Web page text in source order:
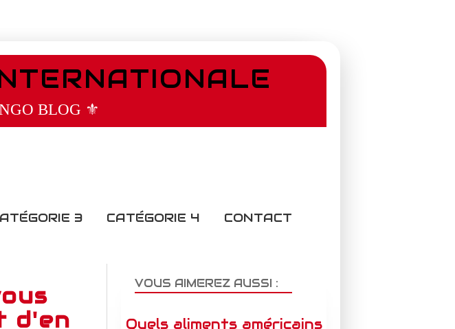
BLOG ⚜️
3 CATÉGORIE 4 CONTACT
d'en
VOUS AIMEREZ AUSSI :
Quels aliments américains